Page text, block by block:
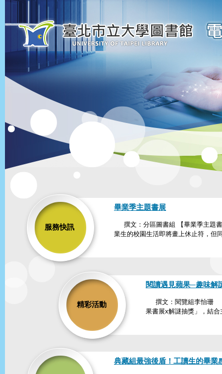
服務快訊
畢業季主題書展
撰文：分區圖書組 【畢業季主題
業生的校園生活即將畫上休止符，但
精彩活動
閱讀遇見蘋果─趣味解
撰文：閱覽組李怡珊
果書展x解謎抽獎」，結
典藏組最強後盾！工讀生的畢業